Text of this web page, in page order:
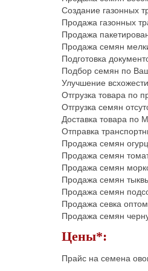
Создание газонных
Продажа газонных
Продажа
Продажа семян
Подготовка
Подбор семян по
Улучшение
Отгрузка товара по
Отгрузка семян
Доставка товара по
Отправка
Продажа семян
Продажа семян
Продажа семян
Продажа семян
Продажа семян
Продажа севка
Продажа семян
Цены*:
Прайс на семена